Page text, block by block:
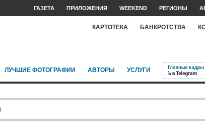
ГАЗЕТА ПРИЛОЖЕНИЯ WEEKEND РЕГИОНЫ
КАРТОТЕКА БАНКРОТСТВА
ЛУЧШИЕ ФОТОГРАФИИ АВТОРЫ УСЛУГИ